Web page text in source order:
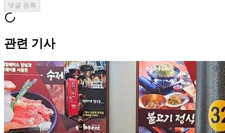
댓글 등록
관련 기사